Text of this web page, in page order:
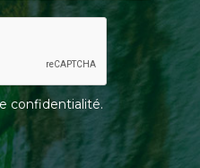
confidentialité.